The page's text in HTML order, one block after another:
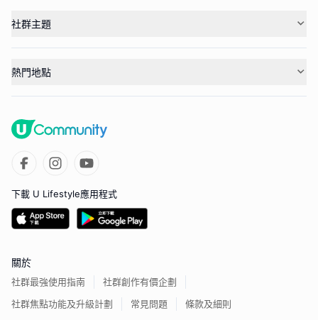
社群主題
熱門地點
下載 U Lifestyle應用程式
關於
社群最強使用指南
社群創作有價企劃
社群焦點功能及升級計劃
常見問題 條款及細則